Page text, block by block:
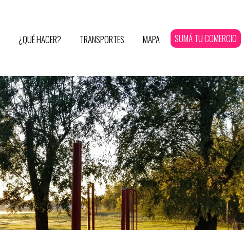
¿QUÉ HACER? TRANSPORTES MAPA SUMÁ TU COMERCIO